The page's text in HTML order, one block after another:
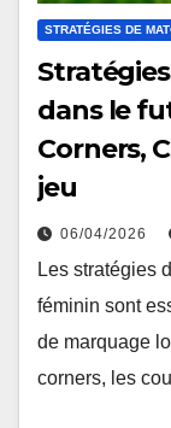
STRATÉGIES DE
dans le
Corners,
jeu
06/04/2026
Les stratégies
féminin sont
de marquage
corners, les